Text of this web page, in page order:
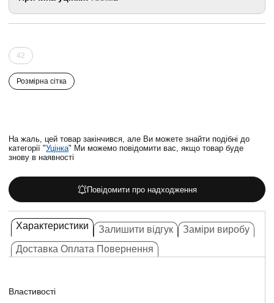
42
Розмірна сітка
На жаль, цей товар закінчився, але Ви можете знайти подібні до
категорії "Уцінка" Ми можемо повідомити вас, якщо товар буде
знову в наявності
Повідомити про надходження
Характеристики Залишити відгук
Заміри виробу
Доставка Оплата Повернення
Властивості